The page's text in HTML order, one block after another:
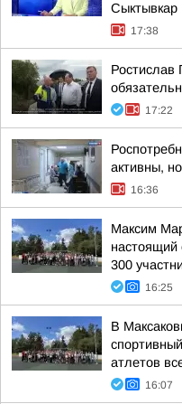
Сыктывкар
17:38
Ростислав
17:22
активны,
16:36
Максим
настоящий
300
16:25
В
атлетов
16:07